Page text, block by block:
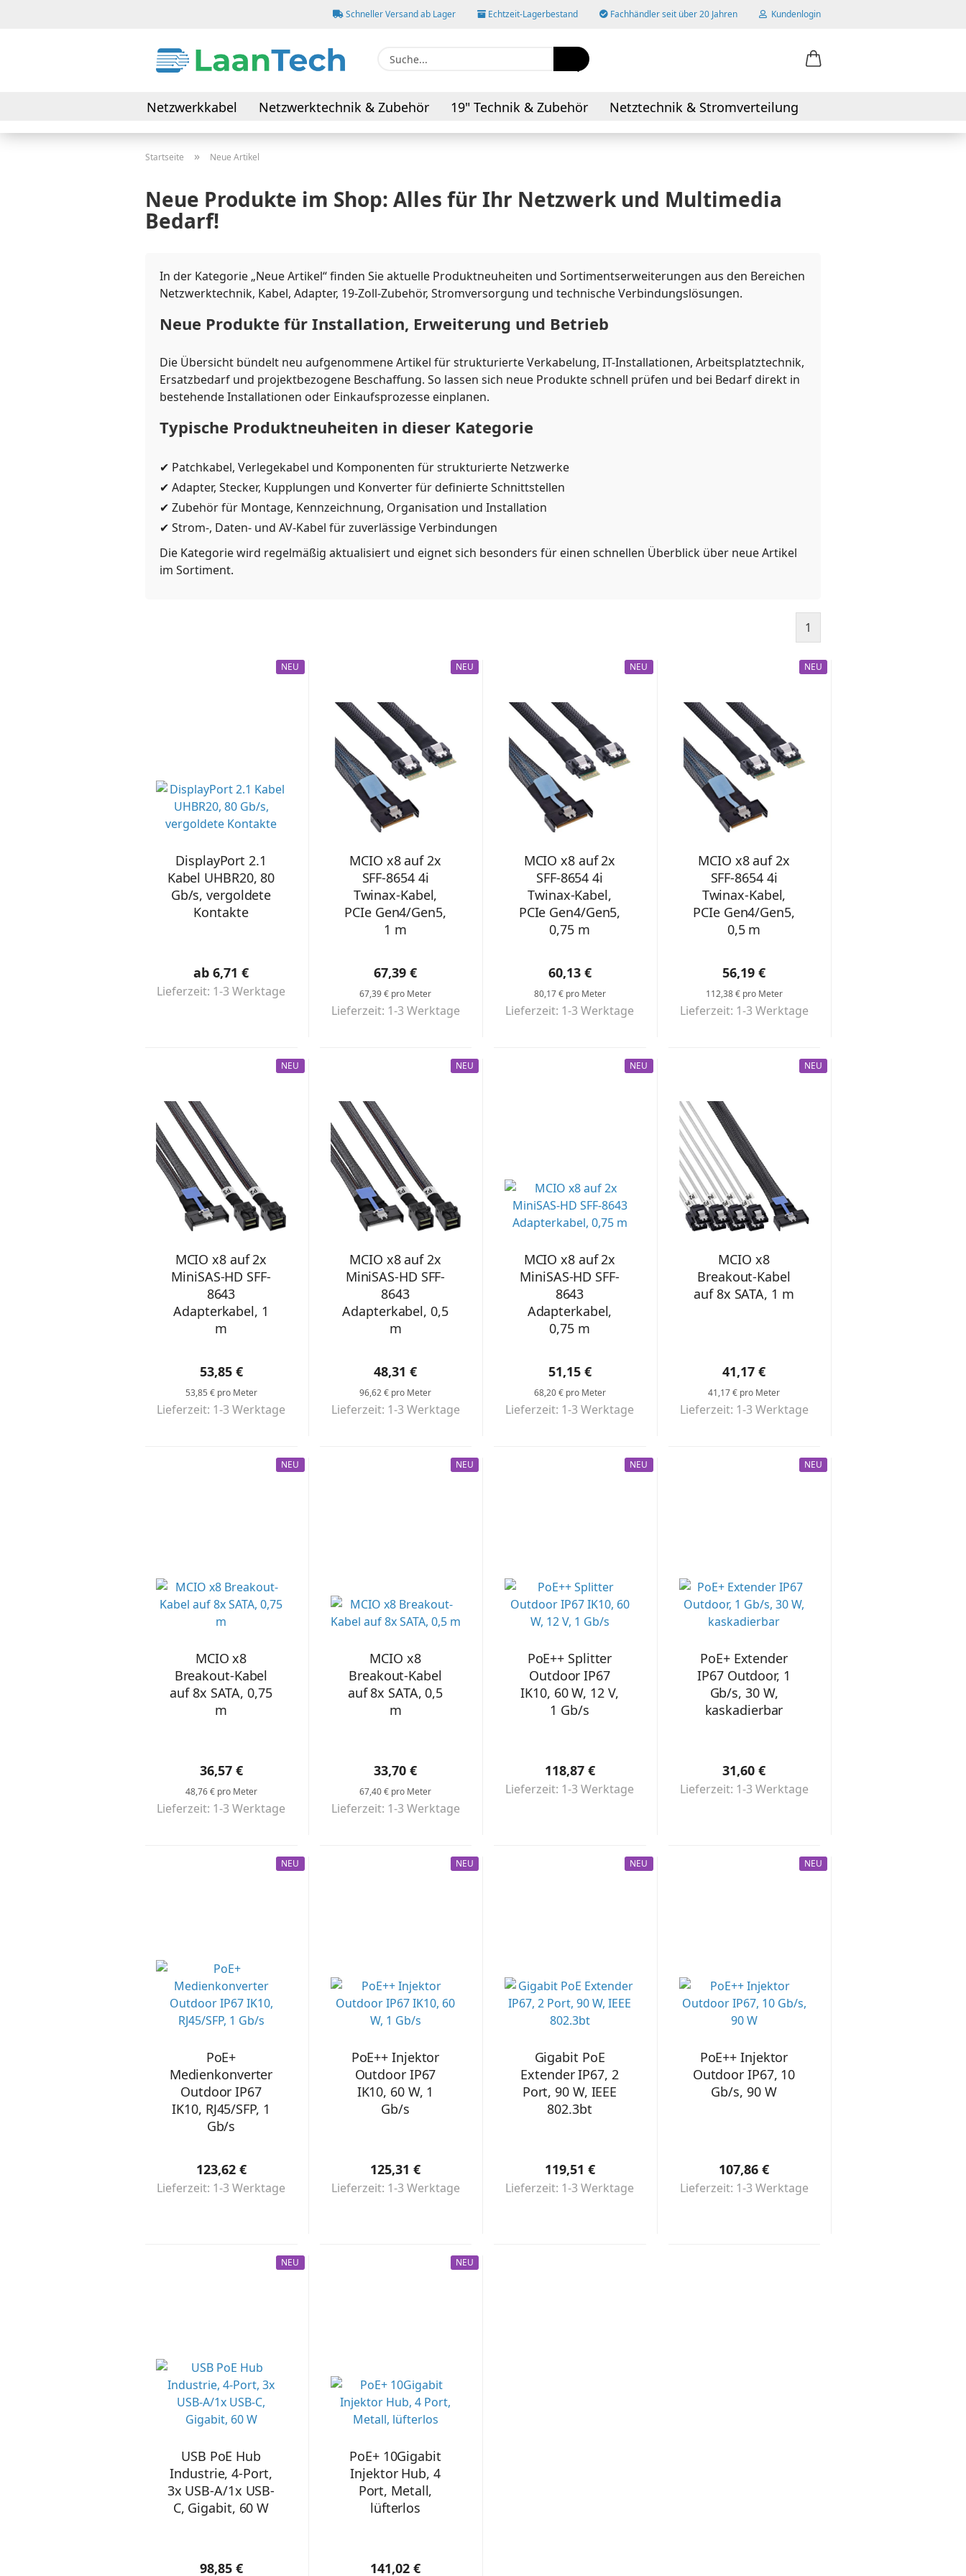
Schneller Versand ab Lager Echtzeit-Lagerbestand Fachhändler seit über 20 Jahren Kundenlogin
Passwort
Suche...
Netzwerkkabel Netzwerktechnik & Zubehör 19" Technik & Zubehör
Netztechnik & Stromverteilung
Daten- & Verbindungskabel
AV-Kabel & Adapter
Startseite » Neue Artikel
Neue Produkte im Shop: Alles für Ihr Netzwerk und Multimedia
Bedarf!
In der Kategorie „Neue Artikel“ finden Sie aktuelle Produktneuheiten und Sortimentserweiterungen aus den Bereichen
Netzwerktechnik, Kabel, Adapter, 19-Zoll-Zubehör, Stromversorgung und technische Verbindungslösungen.
Neue Produkte für Installation, Erweiterung und Betrieb
Die Übersicht bündelt neu aufgenommene Artikel für strukturierte Verkabelung, IT-Installationen, Arbeitsplatztechnik,
Ersatzbedarf und projektbezogene Beschaffung. So lassen sich neue Produkte schnell prüfen und bei Bedarf direkt in
bestehende Installationen oder Einkaufsprozesse einplanen.
Typische Produktneuheiten in dieser Kategorie
✔ Patchkabel, Verlegekabel und Komponenten für strukturierte Netzwerke
✔ Adapter, Stecker, Kupplungen und Konverter für definierte Schnittstellen
✔ Zubehör für Montage, Kennzeichnung, Organisation und Installation
✔ Strom-, Daten- und AV-Kabel für zuverlässige Verbindungen
Die Kategorie wird regelmäßig aktualisiert und eignet sich besonders für einen schnellen Überblick über neue Artikel
im Sortiment.
1
NEU
DisplayPort 2.1
Kabel UHBR20, 80
Gb/s, vergoldete
Kontakte
ab 6,71 €
Lieferzeit: 1-3 Werktage
NEU
MCIO x8 auf 2x
SFF-8654 4i
Twinax-Kabel,
PCIe Gen4/Gen5,
1 m
67,39 €
67,39 € pro Meter
Lieferzeit: 1-3 Werktage
NEU
MCIO x8 auf 2x
SFF-8654 4i
Twinax-Kabel,
PCIe Gen4/Gen5,
0,75 m
60,13 €
80,17 € pro Meter
Lieferzeit: 1-3 Werktage
NEU
MCIO x8 auf 2x
SFF-8654 4i
Twinax-Kabel,
PCIe Gen4/Gen5,
0,5 m
56,19 €
112,38 € pro Meter
Lieferzeit: 1-3 Werktage
NEU
MCIO x8 auf 2x
MiniSAS-HD SFF-
8643
Adapterkabel, 1
m
53,85 €
53,85 € pro Meter
Lieferzeit: 1-3 Werktage
NEU
MCIO x8 auf 2x
MiniSAS-HD SFF-
8643
Adapterkabel, 0,5
m
48,31 €
96,62 € pro Meter
Lieferzeit: 1-3 Werktage
NEU
MCIO x8 auf 2x
MiniSAS-HD SFF-
8643
Adapterkabel,
0,75 m
51,15 €
68,20 € pro Meter
Lieferzeit: 1-3 Werktage
NEU
MCIO x8
Breakout-Kabel
auf 8x SATA, 1 m
41,17 €
41,17 € pro Meter
Lieferzeit: 1-3 Werktage
NEU
MCIO x8
Breakout-Kabel
auf 8x SATA, 0,75
m
36,57 €
48,76 € pro Meter
Lieferzeit: 1-3 Werktage
NEU
MCIO x8
Breakout-Kabel
auf 8x SATA, 0,5
m
33,70 €
67,40 € pro Meter
Lieferzeit: 1-3 Werktage
NEU
PoE++ Splitter
Outdoor IP67
IK10, 60 W, 12 V,
1 Gb/s
118,87 €
Lieferzeit: 1-3 Werktage
NEU
PoE+ Extender
IP67 Outdoor, 1
Gb/s, 30 W,
kaskadierbar
31,60 €
Lieferzeit: 1-3 Werktage
NEU
PoE+
Medienkonverter
Outdoor IP67
IK10, RJ45/SFP, 1
Gb/s
123,62 €
Lieferzeit: 1-3 Werktage
NEU
PoE++ Injektor
Outdoor IP67
IK10, 60 W, 1
Gb/s
125,31 €
Lieferzeit: 1-3 Werktage
NEU
Gigabit PoE
Extender IP67, 2
Port, 90 W, IEEE
802.3bt
119,51 €
Lieferzeit: 1-3 Werktage
NEU
PoE++ Injektor
Outdoor IP67, 10
Gb/s, 90 W
107,86 €
Lieferzeit: 1-3 Werktage
NEU
USB PoE Hub
Industrie, 4-Port,
3x USB-A/1x USB-
C, Gigabit, 60 W
98,85 €
NEU
PoE+ 10Gigabit
Injektor Hub, 4
Port, Metall,
lüfterlos
141,02 €